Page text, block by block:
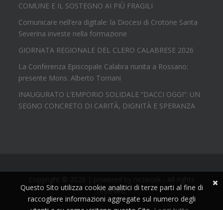
COMUNE E IL SOSTEGNO AI PIÙ FRAGILI
Comunicare nell’era digitale: la Diocesi di Crotone Santa
Severina investe nella formazione
GIORNATA REGIONALE DEL CLERO CALABRESE 2026
La Conferenza Episcopale Calabra riunita a Rossano:
presente Mons. Alberto Torriani
INAUGURATO L’EMPORIO SOLIDALE “DACCI OGGI”: UN
SEGNO CONCRETO DI CARITÀ, DIGNITÀ E SPERANZA
reserved.
Questo Sito utilizza cookie analitici di terze parti al fine di
raccogliere informazioni aggregate sul numero degli